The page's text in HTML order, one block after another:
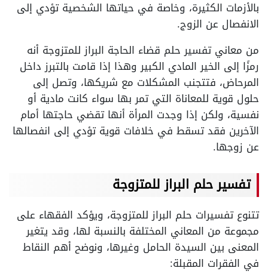
بالأزمات الكثيرة، وخاصة في حياتها الشخصية تؤدي إلى
الانفصال عن الزوج.
من معاني تفسير حلم قضاء الحاجة البراز للمتزوجة أنه
رمزًا إلى الخير المادي الكبير وهذا إذا قامت بالتبرز داخل
المرحاض، فتتجنب المشكلات مع شريكها، وتصل إلى
حلول قوية للمعاناة التي تمر بها سواء كانت مادية أو
نفسية، ولكن إذا وجدت المرأة أنها تقضي حاجتها أمام
الآخرين فقد تسقط في خلافات قوية تؤدي إلى انفصالها
عن زوجها.
تفسير حلم البراز للمتزوجة
تتنوع تفسيرات حلم البراز للمتزوجة، ويؤكد الفقهاء على
مجموعة من المعاني المختلفة بالنسبة لها، وقد يتغير
المعنى بين السيدة الحامل وغيرها، ونوضح أهم النقاط
في الفقرات المقبلة: